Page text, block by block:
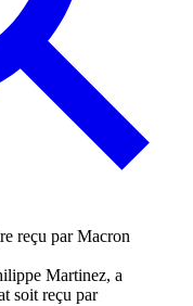
Martinez, a
soit reçu par